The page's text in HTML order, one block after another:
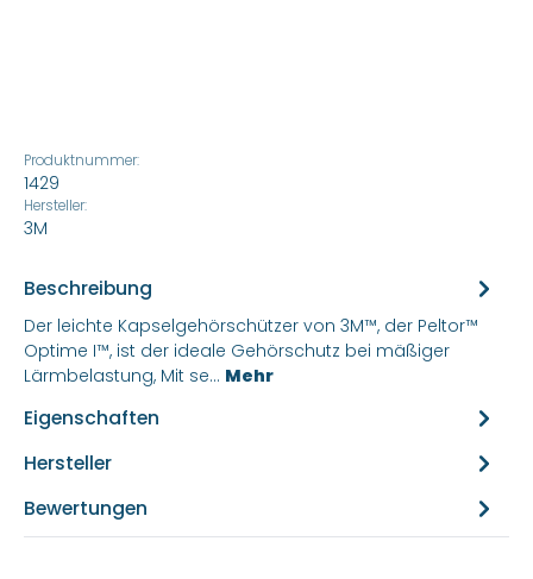
Produktnummer:
1429
Hersteller:
3M
Beschreibung
Der leichte Kapselgehörschützer von 3M™, der Peltor™
Optime I™, ist der ideale Gehörschutz bei mäßiger
Lärmbelastung, Mit se… Mehr
Eigenschaften
Hersteller
Bewertungen